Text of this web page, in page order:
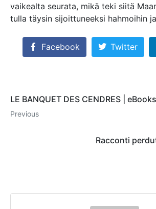
vaikealta seurata, mikä teki siitä
tulla täysin sijoittuneeksi hahmoihin
Facebook Twitter
LE BANQUET DES CENDRES |
Previous
Racconti